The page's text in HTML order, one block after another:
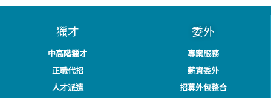
獵才
中高階獵才
正職代招
人才派遣
委外
專案服務
薪資委外
招募外包整合